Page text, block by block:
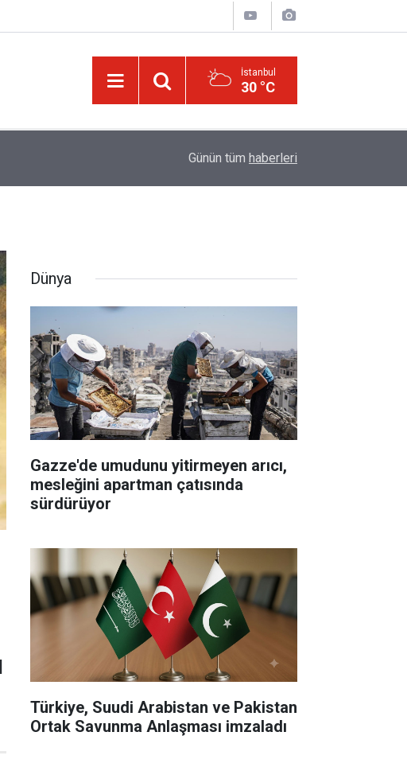
İstanbul
30 °C
atabilir' uyarısı
Günün tüm haberleri
Dünya
Gazze'de umudunu yitirmeyen arıcı,
mesleğini apartman çatısında
sürdürüyor
Türkiye, Suudi Arabistan ve Pakistan
Ortak Savunma Anlaşması imzaladı